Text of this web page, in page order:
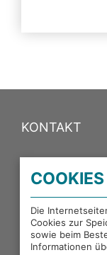
KONTAKT
PORTALE
EXTERNE
COOKIES
Die
Cookies zur
sowie beim
Informationen